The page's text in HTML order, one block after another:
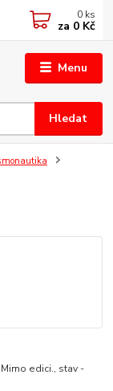
Menu
Hledat
0 ks
za 0 Kč
Mimo edici., stav -